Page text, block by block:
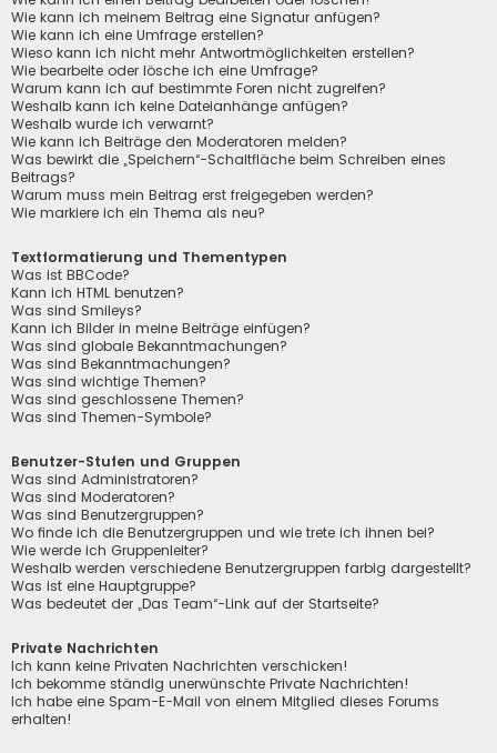
Wie kann ich meinem Beitrag eine Signatur anfügen?
Wie kann ich eine Umfrage erstellen?
Wieso kann ich nicht mehr Antwortmöglichkeiten erstellen?
Wie bearbeite oder lösche ich eine Umfrage?
Warum kann ich auf bestimmte Foren nicht zugreifen?
Weshalb kann ich keine Dateianhänge anfügen?
Weshalb wurde ich verwarnt?
Wie kann ich Beiträge den Moderatoren melden?
Was bewirkt die „Speichern“-Schaltfläche beim Schreiben eines
Beitrags?
Warum muss mein Beitrag erst freigegeben werden?
Wie markiere ich ein Thema als neu?
Textformatierung und Thementypen
Was ist BBCode?
Kann ich HTML benutzen?
Was sind Smileys?
Kann ich Bilder in meine Beiträge einfügen?
Was sind globale Bekanntmachungen?
Was sind Bekanntmachungen?
Was sind wichtige Themen?
Was sind geschlossene Themen?
Was sind Themen-Symbole?
Benutzer-Stufen und Gruppen
Was sind Administratoren?
Was sind Moderatoren?
Was sind Benutzergruppen?
Wo finde ich die Benutzergruppen und wie trete ich ihnen bei?
Wie werde ich Gruppenleiter?
Weshalb werden verschiedene Benutzergruppen farbig dargestellt?
Was ist eine Hauptgruppe?
Was bedeutet der „Das Team“-Link auf der Startseite?
Private Nachrichten
Ich kann keine Privaten Nachrichten verschicken!
Ich bekomme ständig unerwünschte Private Nachrichten!
Ich habe eine Spam-E-Mail von einem Mitglied dieses Forums
erhalten!